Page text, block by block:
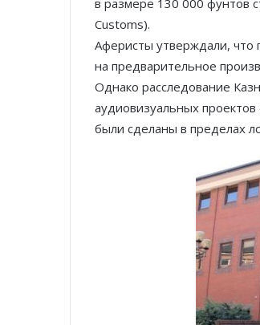
в размере 130 000 фунтов
Customs).
Аферисты утверждали, что
на предварительное
Однако расследование
аудиовизуальных
были сделаны в пределах